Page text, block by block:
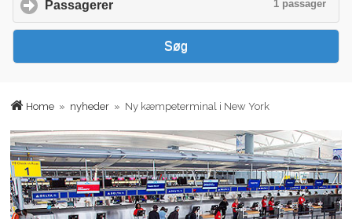
Home » nyheder » Ny kæmpeterminal i New York